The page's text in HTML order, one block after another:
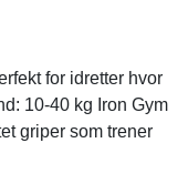
for idretter hvor
10-40 kg Iron Gym
griper som trener